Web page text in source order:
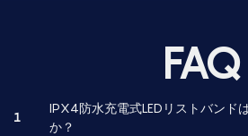
FAQ
1
IPX4防水充電式LEDリストバンド
か？